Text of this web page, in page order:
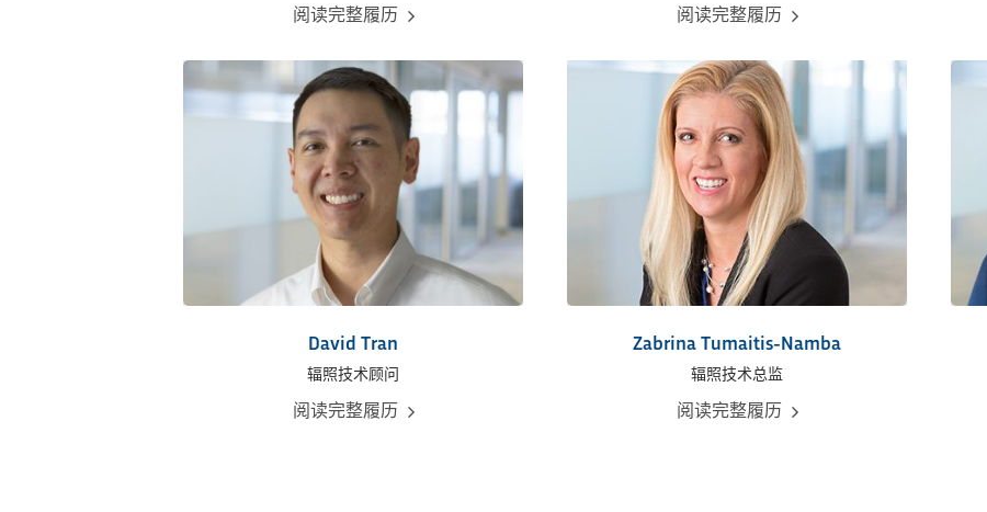
阅读完整履历 阅读完整履历
David Tran
辐照技术顾问
阅读完整履历
Zabrina Tumaitis-Namba
辐照技术总监
阅读完整履历